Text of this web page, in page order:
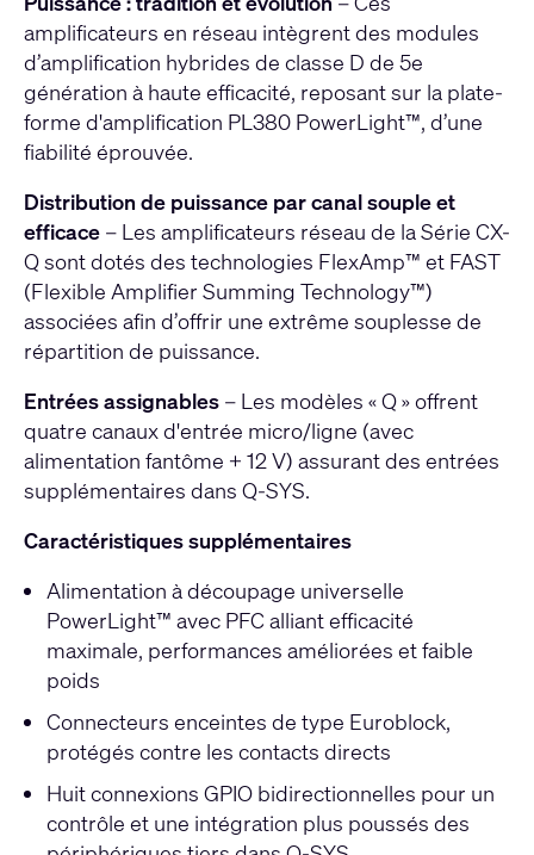
amplificateurs en réseau intègrent des modules
d’amplification hybrides de classe D de 5e
génération à haute efficacité, reposant sur la plate-
forme d'amplification PL380 PowerLight™, d’une
fiabilité éprouvée.
Distribution de puissance par canal souple et
efficace – Les amplificateurs réseau de la Série CX-
Q sont dotés des technologies FlexAmp™ et FAST
(Flexible Amplifier Summing Technology™)
associées afin d’offrir une extrême souplesse de
répartition de puissance.
Entrées assignables – Les modèles « Q » offrent
quatre canaux d'entrée micro/ligne (avec
alimentation fantôme + 12 V) assurant des entrées
supplémentaires dans Q-SYS.
Caractéristiques supplémentaires
Alimentation à découpage universelle
PowerLight™ avec PFC alliant efficacité
maximale, performances améliorées et faible
poids
Connecteurs enceintes de type Euroblock,
protégés contre les contacts directs
Huit connexions GPIO bidirectionnelles pour un
contrôle et une intégration plus poussés des